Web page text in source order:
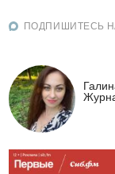
ПОДПИШИТЕСЬ